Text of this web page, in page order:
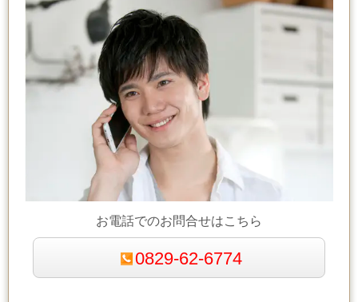
お電話でのお問合せはこちら
0829-62-6774